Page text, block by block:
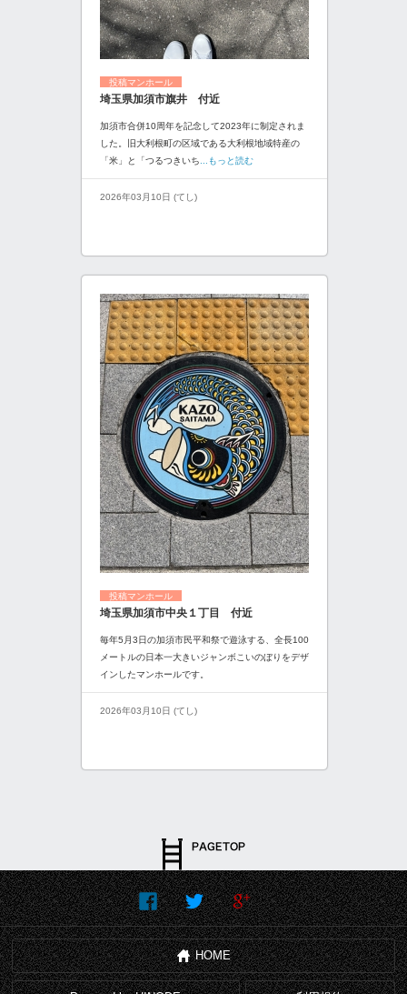
投稿マンホール
埼玉県加須市旗井 付近
加須市合併10周年を記念して2023年に制定されま
した。旧大利根町の区域である大利根地域特産の
「米」と「つるつきいち...もっと読む
2026年03月10日 (てし)
投稿マンホール
埼玉県加須市中央１丁目 付近
毎年5月3日の加須市民平和祭で遊泳する、全長100
メートルの日本一大きいジャンボこいのぼりをデザ
インしたマンホールです。
2026年03月10日 (てし)
HOME